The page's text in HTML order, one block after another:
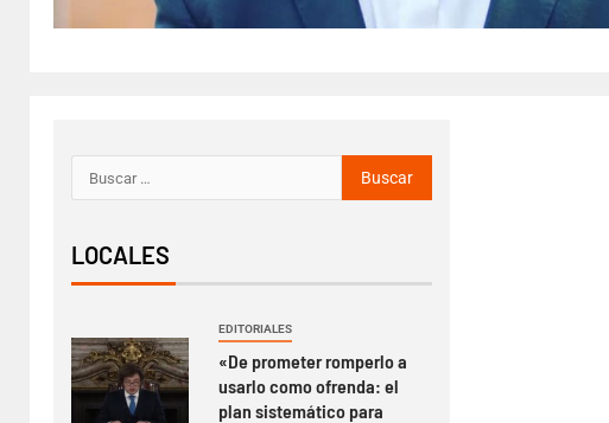
LOCALES
EDITORIALES
«De prometer romperlo a
usarlo como ofrenda: el
plan sistemático para